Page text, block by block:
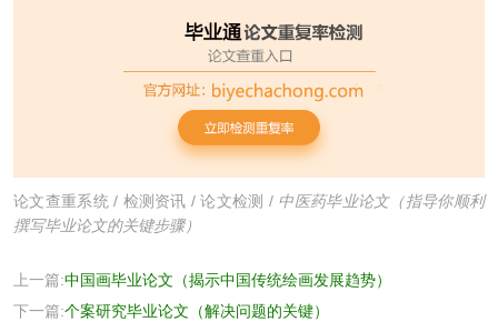
论文查重系统/ 检测资讯 /论文检测 / 中医药毕业论文（指导你顺利
撰写毕业论文的关键步骤）
上一篇:中国画毕业论文（揭示中国传统绘画发展趋势）
下一篇:个案研究毕业论文（解决问题的关键）